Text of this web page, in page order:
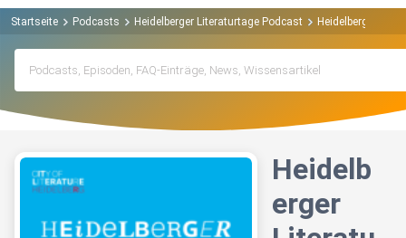
Startseite Podcasts Heidelberger Literaturtage Podcast Heidelberger
Heidelb
erger